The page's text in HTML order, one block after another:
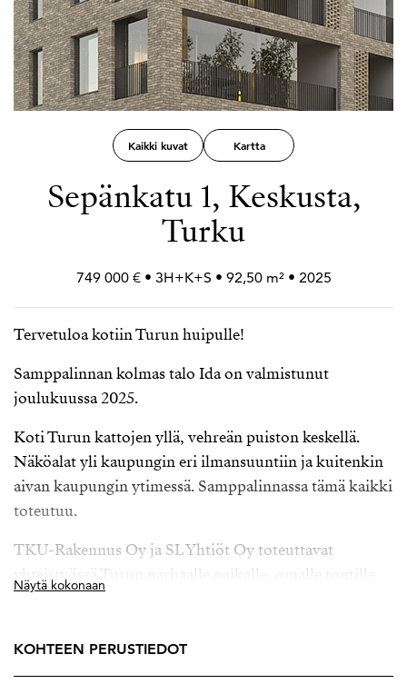
Kaikki kuvat Kartta
Sepänkatu 1, Keskusta,
Turku
749 000 € • 3H+K+S • 92,50 m² • 2025
Tervetuloa kotiin Turun huipulle!
Samppalinnan kolmas talo Ida on valmistunut
joulukuussa 2025.
Koti Turun kattojen yllä, vehreän puiston keskellä.
Näköalat yli kaupungin eri ilmansuuntiin ja kuitenkin
aivan kaupungin ytimessä. Samppalinnassa tämä kaikki
toteutuu.
TKU-Rakennus Oy ja SL Yhtiöt Oy toteuttavat
yhteistyössä Turun parhaalle paikalle, omalle tontille
Samppalinnan kukkulan päälle ainutlaatuisen,
arkkitehti Pekka Mäki Sigge Arkkitehdit Oy:stä.
Näytä kokonaan
KOHTEEN PERUSTIEDOT